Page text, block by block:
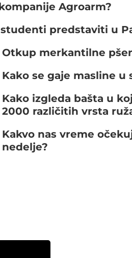
Agroarm?
predstaviti u
Otkup merkantilne
Kako se gaje masline u
Kako izgleda bašta u
2000 različitih vrsta
Kakvo nas vreme
nedelje?